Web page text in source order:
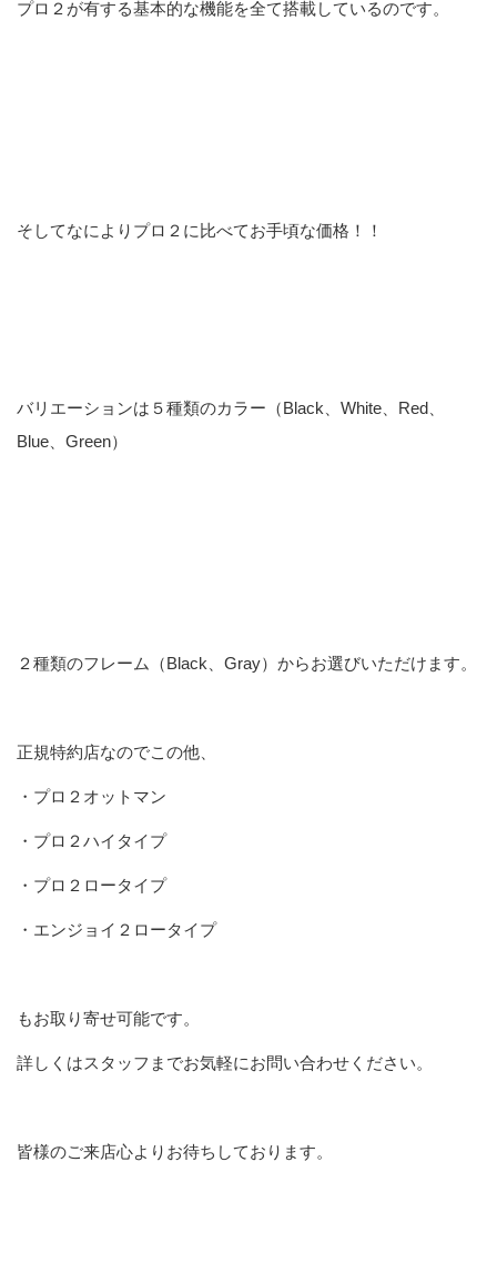
プロ２が有する基本的な機能を全て搭載しているのです。
そしてなによりプロ２に比べてお手頃な価格！！
バリエーションは５種類のカラー（Black、White、Red、
Blue、Green）
２種類のフレーム（Black、Gray）からお選びいただけます。
正規特約店なのでこの他、
・プロ２オットマン
・プロ２ハイタイプ
・プロ２ロータイプ
・エンジョイ２ロータイプ
もお取り寄せ可能です。
詳しくはスタッフまでお気軽にお問い合わせください。
皆様のご来店心よりお待ちしております。